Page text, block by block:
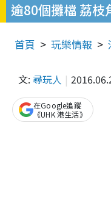
逾80個攤檔 荔
首頁 玩樂情報
文: 尋玩人
在Google追蹤
《UHK 港生活》